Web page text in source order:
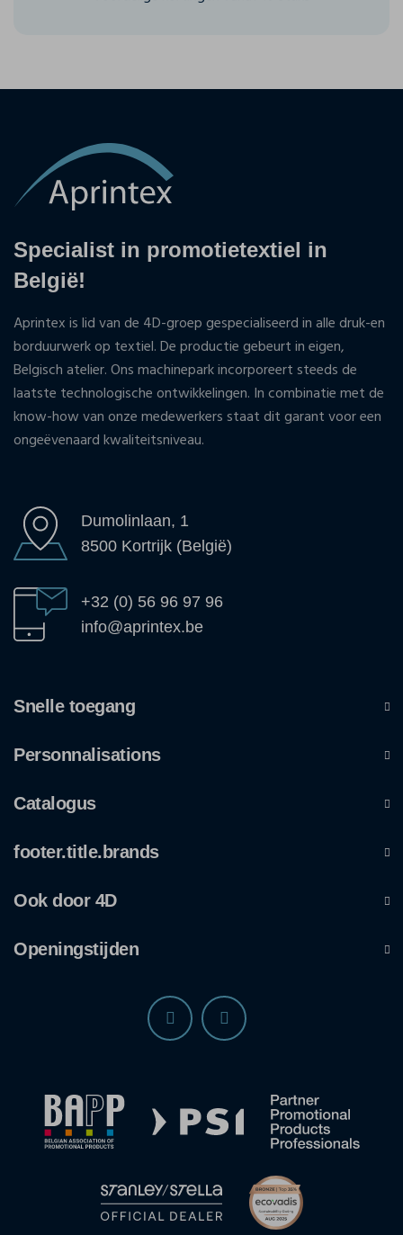
Specialist in promotietextiel in
België!
Aprintex is lid van de 4D-groep gespecialiseerd in alle druk-en
borduurwerk op textiel. De productie gebeurt in eigen,
Belgisch atelier. Ons machinepark incorporeert steeds de
laatste technologische ontwikkelingen. In combinatie met de
know-how van onze medewerkers staat dit garant voor een
ongeëvenaard kwaliteitsniveau.
Dumolinlaan, 1
8500 Kortrijk (België)
+32 (0) 56 96 97 96
info@aprintex.be
Snelle toegang
Personnalisations
Catalogus
footer.title.brands
Ook door 4D
Openingstijden